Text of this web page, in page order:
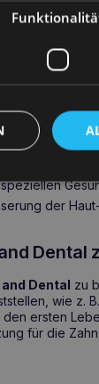
auch
die
Unterstützung
der
Dental
Dental zu
wie z.
ersten
für die